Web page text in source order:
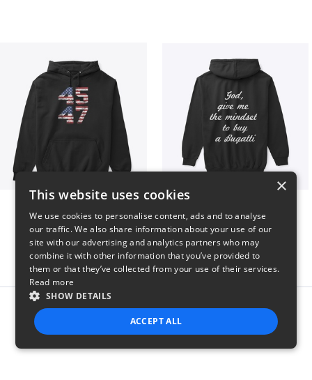
$40 $51
Report this product
×
This website uses cookies
We use cookies to personalise content, ads and to analyse
our traffic. We also share information about your use of our
site with our advertising and analytics partners who may
combine it with other information that you’ve provided to
them or that they’ve collected from your use of their services.
Read more
SHOW DETAILS
ACCEPT ALL
STRICTLY NECESSARY PERFORMANCE